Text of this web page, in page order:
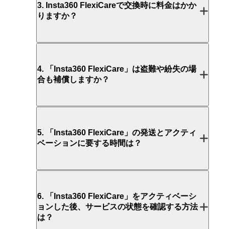
3. Insta360 FlexiCareで交換時に料金はかか
りますか？
4.
「Insta360 FlexiCare」は盗難や紛失の場
合も補償しますか？
5.
「Insta360 FlexiCare」の発送とアクティ
ベーションに要する時間は？
6.
「Insta360 FlexiCare」をアクティベーシ
ョンした後、サービスの状態を確認する方法
は？